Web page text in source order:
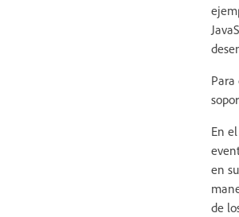
En
en
de